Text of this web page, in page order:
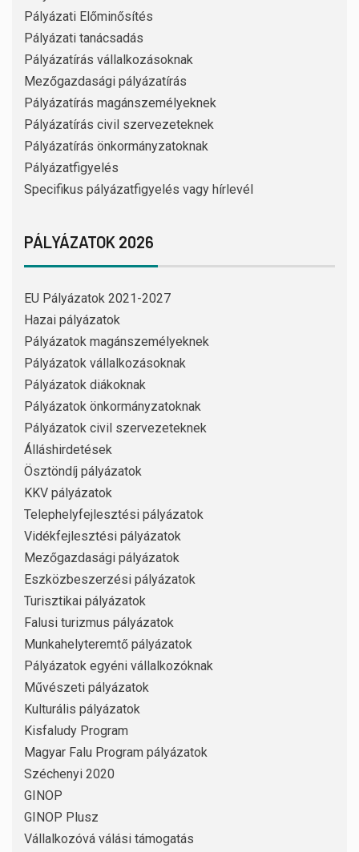
Pályázati Előminősítés
Pályázati tanácsadás
Pályázatírás vállalkozásoknak
Mezőgazdasági pályázatírás
Pályázatírás magánszemélyeknek
Pályázatírás civil szervezeteknek
Pályázatírás önkormányzatoknak
Pályázatfigyelés
Specifikus pályázatfigyelés vagy hírlevél
PÁLYÁZATOK 2026
EU Pályázatok 2021-2027
Hazai pályázatok
Pályázatok magánszemélyeknek
Pályázatok vállalkozásoknak
Pályázatok diákoknak
Pályázatok önkormányzatoknak
Pályázatok civil szervezeteknek
Álláshirdetések
Ösztöndíj pályázatok
KKV pályázatok
Telephelyfejlesztési pályázatok
Vidékfejlesztési pályázatok
Mezőgazdasági pályázatok
Eszközbeszerzési pályázatok
Turisztikai pályázatok
Falusi turizmus pályázatok
Munkahelyteremtő pályázatok
Pályázatok egyéni vállalkozóknak
Művészeti pályázatok
Kulturális pályázatok
Kisfaludy Program
Magyar Falu Program pályázatok
Széchenyi 2020
GINOP
GINOP Plusz
Vállalkozóvá válási támogatás